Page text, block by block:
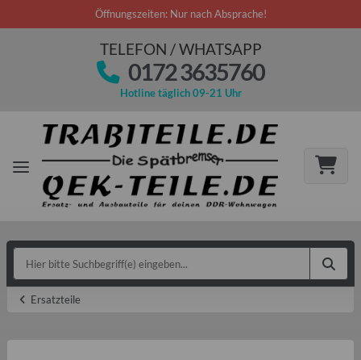
Öffnungszeiten: Nur nach Absprache!
TELEFON / WHATSAPP
0172 3635760
Hotline täglich 09-21 Uhr
Ersatzteile